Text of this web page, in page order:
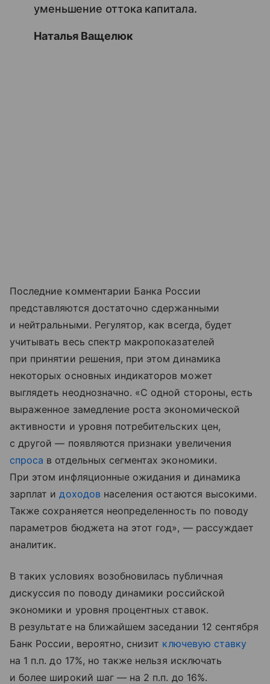
уменьшение оттока капитала.
Наталья Ващелюк
Последние комментарии Банка России
представляются достаточно сдержанными
и нейтральными. Регулятор, как всегда, будет
учитывать весь спектр макропоказателей
при принятии решения, при этом динамика
некоторых основных индикаторов может
выглядеть неоднозначно. «С одной стороны, есть
выраженное замедление роста экономической
активности и уровня потребительских цен,
с другой — появляются признаки увеличения
спроса в отдельных сегментах экономики.
При этом инфляционные ожидания и динамика
зарплат идоходов населения остаются высокими.
Также сохраняется неопределенность по поводу
параметров бюджета на этот год», — рассуждает
аналитик.
В таких условиях возобновилась публичная
дискуссия по поводу динамики российской
экономики и уровня процентных ставок.
В результате на ближайшем заседании 12 сентября
Банк России, вероятно, снизит ключевую ставку
на 1 п.п. до 17%, но также нельзя исключать
и более широкий шаг — на 2 п.п. до 16%.